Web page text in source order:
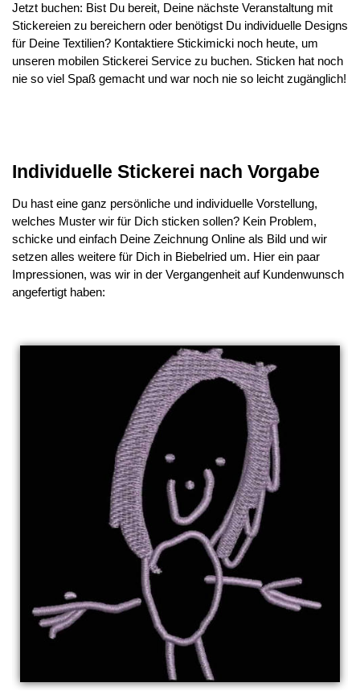
Jetzt buchen: Bist Du bereit, Deine nächste Veranstaltung mit
Stickereien zu bereichern oder benötigst Du individuelle Designs
für Deine Textilien? Kontaktiere Stickimicki noch heute, um
unseren mobilen Stickerei Service zu buchen. Sticken hat noch
nie so viel Spaß gemacht und war noch nie so leicht zugänglich!
Individuelle Stickerei nach Vorgabe
Du hast eine ganz persönliche und individuelle Vorstellung,
welches Muster wir für Dich sticken sollen? Kein Problem,
schicke und einfach Deine Zeichnung Online als Bild und wir
setzen alles weitere für Dich in Biebelried um. Hier ein paar
Impressionen, was wir in der Vergangenheit auf Kundenwunsch
angefertigt haben: